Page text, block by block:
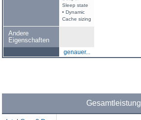
Sleep state
• Dynamic
Cache sizing
Andere
Eigenschaften
genauer...
Gesamtleistung